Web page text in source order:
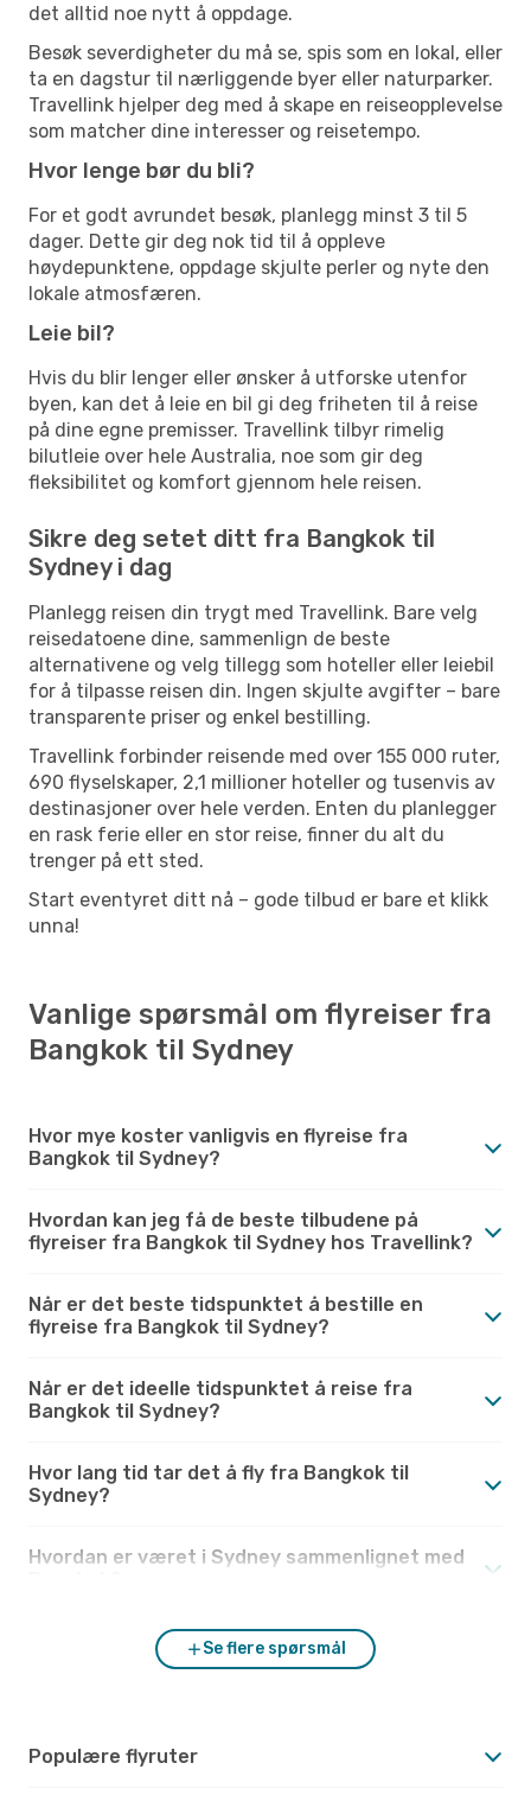
det alltid noe nytt å oppdage.
Besøk severdigheter du må se, spis som en lokal, eller
ta en dagstur til nærliggende byer eller naturparker.
Travellink hjelper deg med å skape en reiseopplevelse
som matcher dine interesser og reisetempo.
Hvor lenge bør du bli?
For et godt avrundet besøk, planlegg minst 3 til 5
dager. Dette gir deg nok tid til å oppleve
høydepunktene, oppdage skjulte perler og nyte den
lokale atmosfæren.
Leie bil?
Hvis du blir lenger eller ønsker å utforske utenfor
byen, kan det å leie en bil gi deg friheten til å reise
på dine egne premisser. Travellink tilbyr rimelig
bilutleie over hele Australia, noe som gir deg
fleksibilitet og komfort gjennom hele reisen.
Sikre deg setet ditt fra Bangkok til
Sydney i dag
Planlegg reisen din trygt med Travellink. Bare velg
reisedatoene dine, sammenlign de beste
alternativene og velg tillegg som hoteller eller leiebil
for å tilpasse reisen din. Ingen skjulte avgifter – bare
transparente priser og enkel bestilling.
Travellink forbinder reisende med over 155 000 ruter,
690 flyselskaper, 2,1 millioner hoteller og tusenvis av
destinasjoner over hele verden. Enten du planlegger
en rask ferie eller en stor reise, finner du alt du
trenger på ett sted.
Start eventyret ditt nå – gode tilbud er bare et klikk
unna!
Vanlige spørsmål om flyreiser fra
Bangkok til Sydney
Hvor mye koster vanligvis en flyreise fra
Bangkok til Sydney?
Hvordan kan jeg få de beste tilbudene på
flyreiser fra Bangkok til Sydney hos Travellink?
Når er det beste tidspunktet å bestille en
flyreise fra Bangkok til Sydney?
Når er det ideelle tidspunktet å reise fra
Bangkok til Sydney?
Hvor lang tid tar det å fly fra Bangkok til
Sydney?
Hvordan er været i Sydney sammenlignet med
Se flere spørsmål
Populære flyruter